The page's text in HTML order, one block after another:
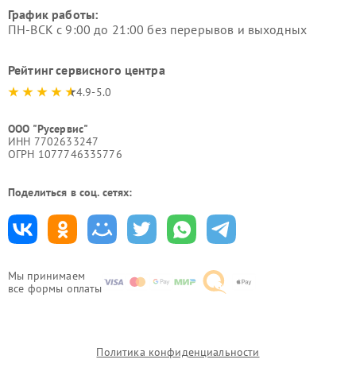
Мы принимаем
все формы оплаты
График работы:
ПН-ВСК с 9:00 до 21:00 без перерывов и выходных
Рейтинг сервисного центра
4.9-5.0
ООО "Русервис"
ИНН 7702633247
ОГРН 1077746335776
Поделиться в соц. сетях:
Политика конфиденциальности